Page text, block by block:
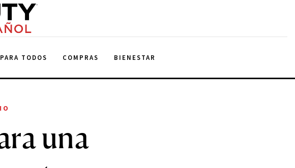
TODOS COMPRAS BIENESTAR
una